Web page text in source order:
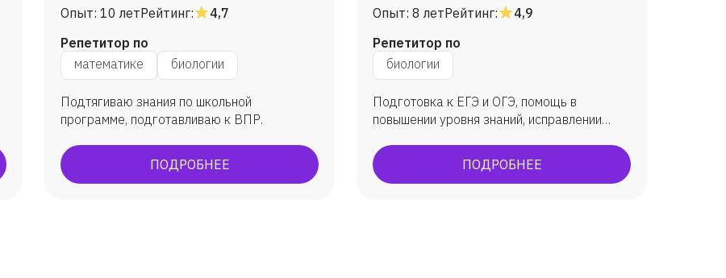
Опыт: 10 летРейтинг:
4,7
Репетитор по
математике
биологии
Подтягиваю знания по школьной
программе, подготавливаю к ВПР.
ПОДРОБНЕЕ
Опыт: 8 летРейтинг:
4,9
Репетитор по
биологии
Подготовка к ЕГЭ и ОГЭ, помощь в
повышении уровня знаний, исправлении
ПОДРОБНЕЕ